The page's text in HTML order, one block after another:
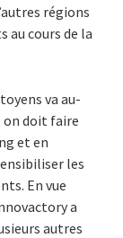
régions
au cours de la
va au-
on doit faire
et en
les
En vue
a
autres